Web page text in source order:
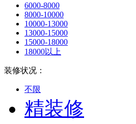
6000-8000
8000-10000
10000-13000
13000-15000
15000-18000
18000以上
装修状况：
不限
精装修